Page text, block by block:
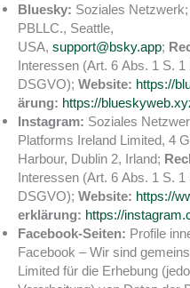
Bluesky: Soziales Netzwerk;
PBLLC., Seattle,
USA, support@bsky.app;
Interessen (Art. 6 Abs. 1 S. 1
DSGVO); Website: https://
ärung: https://
Instagram: Soziales
Platforms Ireland Limited, 4
Harbour, Dublin 2, Irland;
Interessen (Art. 6 Abs. 1 S. 1
DSGVO); Website: https://
erklärung: https://
Facebook-Seiten: Profile
Facebook – Wir sind
Limited für die Erhebung